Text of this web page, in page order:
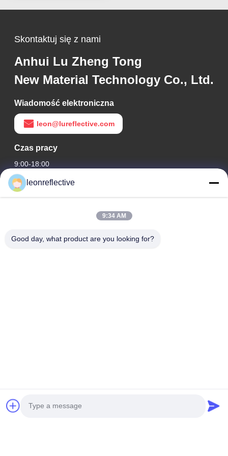
Skontaktuj się z nami
Anhui Lu Zheng Tong
New Material Technology Co., Ltd.
Wiadomość elektroniczna
leon@lureflective.com
Czas pracy
9:00-18:00
Nasz adres
2 piętro, budynek D2, Huayi Science and Technology Park,
Polityka prywatności
leonreflective
9:34 AM
Good day, what product are you looking for?